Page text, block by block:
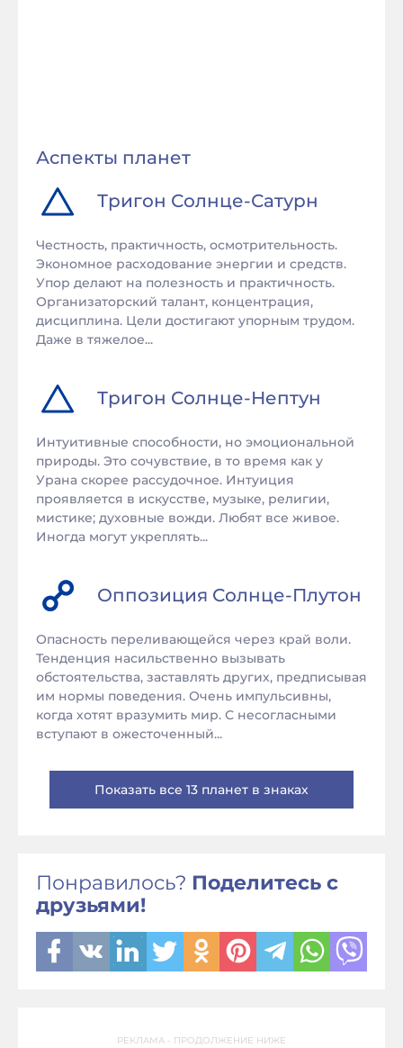
Аспекты планет
Тригон Солнце-Сатурн
Честность, практичность, осмотрительность.
Экономное расходование энергии и средств.
Упор делают на полезность и практичность.
Организаторский талант, концентрация,
дисциплина. Цели достигают упорным трудом.
Даже в тяжелое...
Тригон Солнце-Нептун
Интуитивные способности, но эмоциональной
природы. Это сочувствие, в то время как у
Урана скорее рассудочное. Интуиция
проявляется в искусстве, музыке, религии,
мистике; духовные вожди. Любят все живое.
Иногда могут укреплять...
Оппозиция Солнце-Плутон
Опасность переливающейся через край воли.
Тенденция насильственно вызывать
обстоятельства, заставлять других, предписывая
им нормы поведения. Очень импульсивны,
когда хотят вразумить мир. С несогласными
вступают в ожесточенный...
Показать все 13 планет в знаках
Понравилось? Поделитесь с
друзьями!
РЕКЛАМА - ПРОДОЛЖЕНИЕ НИЖЕ